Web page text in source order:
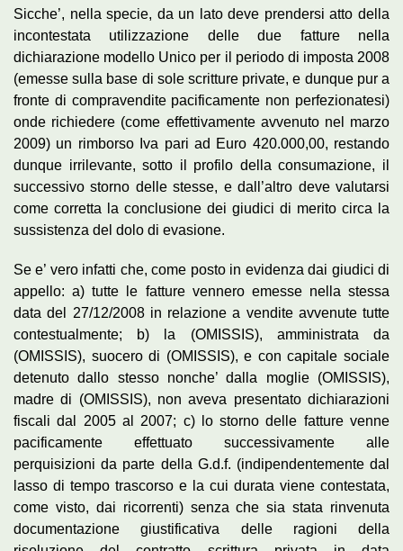
Sicche’, nella specie, da un lato deve prendersi atto della
incontestata utilizzazione delle due fatture nella
dichiarazione modello Unico per il periodo di imposta 2008
(emesse sulla base di sole scritture private, e dunque pur a
fronte di compravendite pacificamente non perfezionatesi)
onde richiedere (come effettivamente avvenuto nel marzo
2009) un rimborso Iva pari ad Euro 420.000,00, restando
dunque irrilevante, sotto il profilo della consumazione, il
successivo storno delle stesse, e dall’altro deve valutarsi
come corretta la conclusione dei giudici di merito circa la
sussistenza del dolo di evasione.
Se e’ vero infatti che, come posto in evidenza dai giudici di
appello: a) tutte le fatture vennero emesse nella stessa
data del 27/12/2008 in relazione a vendite avvenute tutte
contestualmente; b) la (OMISSIS), amministrata da
(OMISSIS), suocero di (OMISSIS), e con capitale sociale
detenuto dallo stesso nonche’ dalla moglie (OMISSIS),
madre di (OMISSIS), non aveva presentato dichiarazioni
fiscali dal 2005 al 2007; c) lo storno delle fatture venne
pacificamente effettuato successivamente alle
perquisizioni da parte della G.d.f. (indipendentemente dal
lasso di tempo trascorso e la cui durata viene contestata,
come visto, dai ricorrenti) senza che sia stata rinvenuta
documentazione giustificativa delle ragioni della